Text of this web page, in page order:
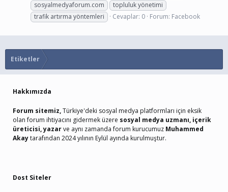
sosyalmedyaforum.com
topluluk yönetimi
trafik artırma yöntemleri
Cevaplar: 0 Forum: Facebook
Etiketler
Hakkımızda
Forum sitemiz,Türkiye'deki sosyal medya platformları için eksik
olan forum ihtiyacını gidermek üzere sosyal medya uzmanı, içerik
üreticisi, yazarve aynı zamanda forum kurucumuz Muhammed
Akaytarafından 2024 yılının Eylül ayında kurulmuştur.
Dost Siteler